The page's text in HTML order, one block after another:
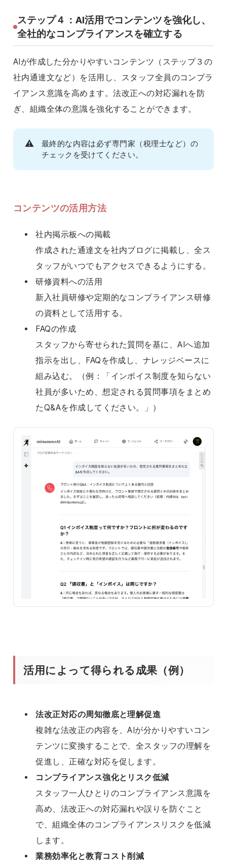
ステップ４：AI活用でコンテンツを強化し、
全社的なコンプライアンスを確立する
AIが作成した分かりやすいコンテンツ（ステップ３の
社内通達文など）を活用し、スタッフ全員のコンプラ
イアンス意識を高めます。法改正への対応漏れを防
ぎ、組織全体の意識を強化することができます。
⚠️
最終的な内容は必ず専門家（税理士など）の
チェックを受けてください。
コンテンツの活用方法
社内掲示板への掲載
作成された通達文を社内ブログに掲載し、全ス
タッフがいつでもアクセスできるようにする。
研修資料への活用
新入社員研修や定期的なコンプライアンス研修
の資料として活用する。
FAQの作成
スタッフから寄せられた質問を基に、AIへ追加
指示を出し、FAQを作成し、ナレッジベースに
組み込む。（例：「インボイス制度を知らない
社員が多いため、想定される質問事項をまとめ
たQ&Aを作成してください。」）
活用によって得られる成果（例）
法改正対応の周知徹底と理解促進
複雑な法改正の内容を、AIが分かりやすいコン
テンツに変換することで、全スタッフの理解を
促進し、正確な対応を促します。
コンプライアンス強化とリスク低減
スタッフ一人ひとりのコンプライアンス意識を
高め、法改正への対応漏れや誤りを防ぐこと
で、組織全体のコンプライアンスリスクを低減
します。
業務効率化と教育コスト削減